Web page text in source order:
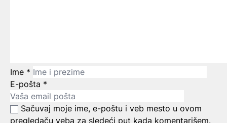
Ime *
E-pošta *
Sačuvaj moje ime, e-poštu i veb mesto u ovom
pregledaču veba za sledeći put kada komentarišem.